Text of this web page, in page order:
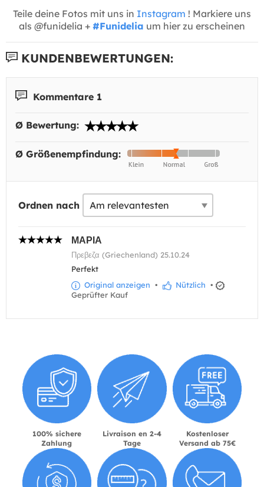
Teile deine Fotos mit uns in Instagram ! Markiere uns
als @funidelia + #Funidelia um hier zu erscheinen
KUNDENBEWERTUNGEN:
Kommentare 1
Ø Bewertung:
Ø Größenempfindung:
Ordnen nach
ΜΑΡΙΑ
Πρεβεζα (Griechenland) 25.10.24
Perfekt
Original anzeigen • Nützlich •
Geprüfter Kauf
100% sichere
Zahlung
Livraison en 2-4
Tage
Kostenloser
Versand ab 75€